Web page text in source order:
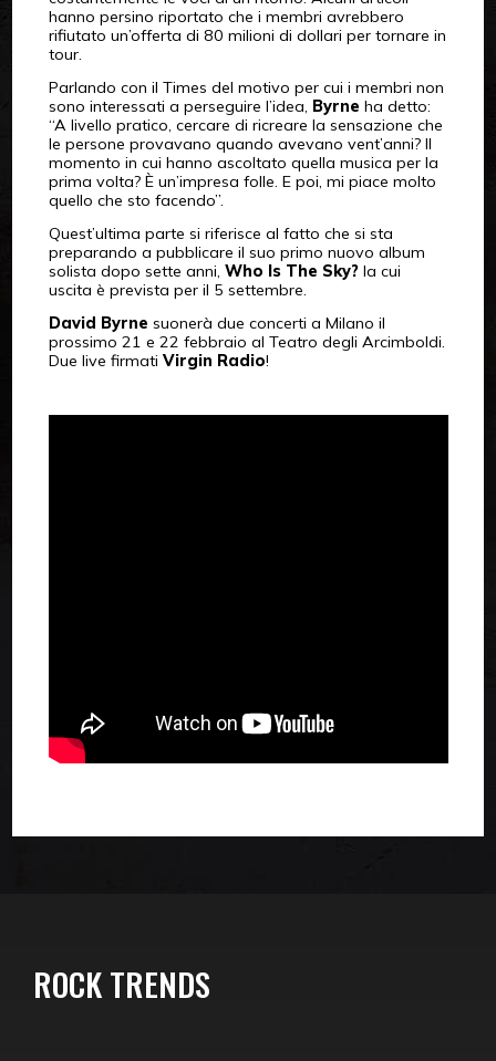
hanno persino riportato che i membri avrebbero
rifiutato un’offerta di 80 milioni di dollari per tornare in
tour.
Parlando con il Times del motivo per cui i membri non
sono interessati a perseguire l’idea, Byrne ha detto:
“A livello pratico, cercare di ricreare la sensazione che
le persone provavano quando avevano vent’anni? Il
momento in cui hanno ascoltato quella musica per la
prima volta? È un’impresa folle. E poi, mi piace molto
quello che sto facendo”.
Quest’ultima parte si riferisce al fatto che si sta
preparando a pubblicare il suo primo nuovo album
solista dopo sette anni, Who Is The Sky?la cui
uscita è prevista per il 5 settembre.
David Byrne suonerà due concerti a Milano il
prossimo 21 e 22 febbraio al Teatro degli Arcimboldi.
Due live firmati Virgin Radio!
ROCK TRENDS